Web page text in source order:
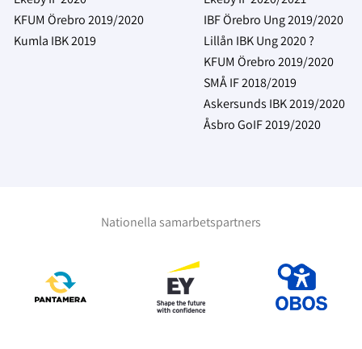
KFUM Örebro 2019/2020
IBF Örebro Ung 2019/2020
Kumla IBK 2019
Lillån IBK Ung 2020 ?
KFUM Örebro 2019/2020
SMÅ IF 2018/2019
Askersunds IBK 2019/2020
Åsbro GoIF 2019/2020
Nationella samarbetspartners